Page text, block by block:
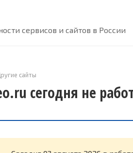
сервисов и сайтов в России
сайты
сегодня не